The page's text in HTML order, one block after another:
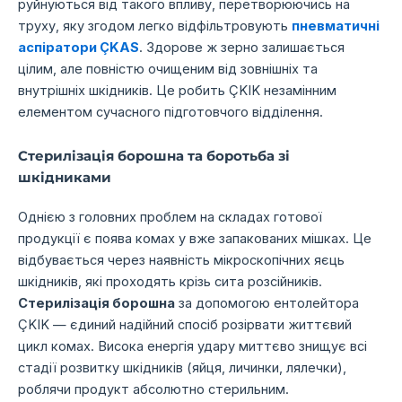
руйнуються від такого впливу, перетворюючись на
труху, яку згодом легко відфільтровують пневматичні
аспіратори ÇKAS. Здорове ж зерно залишається
цілим, але повністю очищеним від зовнішніх та
внутрішніх шкідників. Це робить ÇKIK незамінним
елементом сучасного підготовчого відділення.
Стерилізація борошна та боротьба зі
шкідниками
Однією з головних проблем на складах готової
продукції є поява комах у вже запакованих мішках. Це
відбувається через наявність мікроскопічних яєць
шкідників, які проходять крізь сита розсійників.
Стерилізація борошна за допомогою ентолейтора
ÇKIK — єдиний надійний спосіб розірвати життєвий
цикл комах. Висока енергія удару миттєво знищує всі
стадії розвитку шкідників (яйця, личинки, лялечки),
роблячи продукт абсолютно стерильним.